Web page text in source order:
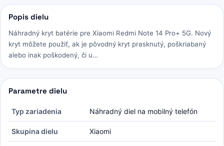
Popis dielu
Náhradný kryt batérie pre Xiaomi Redmi Note 14 Pro+ 5G. Nový
kryt môžete použiť, ak je pôvodný kryt prasknutý, poškriabaný
alebo inak poškodený, či u…
Parametre dielu
Typ zariadenia Náhradný diel na mobilný telefón
Skupina dielu Xiaomi